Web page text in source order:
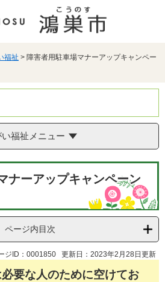
福祉 > 障害者用駐車場マナーアップキャンペー
い福祉メニュー
ナーアップキャンペーン
ページ内目次
ジID：0001850 更新日：2023年2月28日更新
要な人のために空けてお